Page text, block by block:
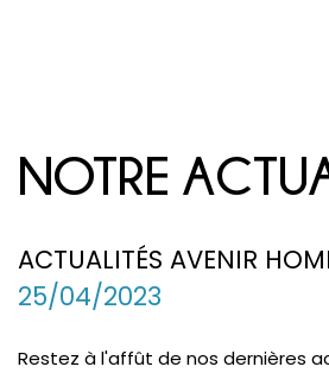
NOTRE
ACTUALITÉS AVENIR
25/04/2023
Restez à l'affût de nos dernières